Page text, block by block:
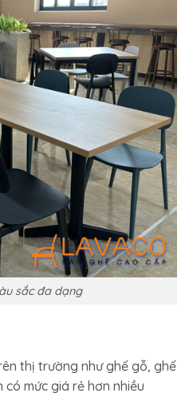
sắc đa dạng
thị trường như ghế gỗ, ghế
mức giá rẻ hơn nhiều